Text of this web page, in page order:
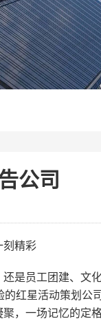
公司
刻精彩
是员工团建、文
红星活动策划公
，一场记忆的定